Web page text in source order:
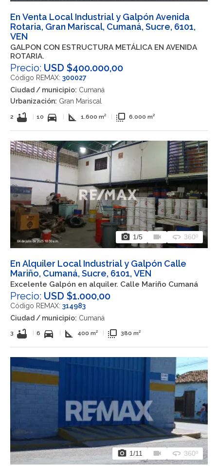
En Venta Local Industrial y Galpón Avenida
Rotaria, Gran Mariscal, Cumaná, Sucre, 6101,
VEN
GALPON CON ESTRUCTURA METÁLICA EN AVENIDA
ROTARIA.
Precio: USD $400.000,00
Código REMAX: 300027
Ciudad / municipio: Cumaná
Urbanización: Gran Mariscal
2 bathtub 10 directions_car square_foot 1.600 m² flip_to_front 6.000 m²
photo_camera 1/5 videocam 360 360º
En Alquiler Local Industrial y Galpón Calle
Mariño, Cumaná, Sucre, 6101, VEN
Excelente Galpón en alquiler. Calle Mariño Cumaná
Precio: USD $1.000,00
Código REMAX: 314983
Ciudad / municipio: Cumaná
3 bathtub 6 directions_car square_foot 400 m² flip_to_front 380 m²
photo_camera 1/11 videocam 360 360º